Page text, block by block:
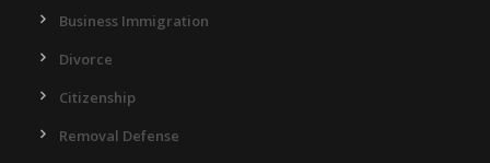
Business Immigration
Divorce
Citizenship
Removal Defense